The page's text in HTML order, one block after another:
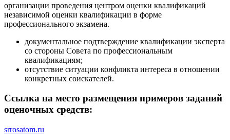
организации проведения центром оценки квалификаций
независимой оценки квалификации в форме
профессионального экзамена.
документальное подтверждение квалификации эксперта
со стороны Совета по профессиональным
квалификациям;
отсутствие ситуации конфликта интереса в отношении
конкретных соискателей.
Ссылка на место размещения примеров заданий
оценочных средств:
srrosatom.ru